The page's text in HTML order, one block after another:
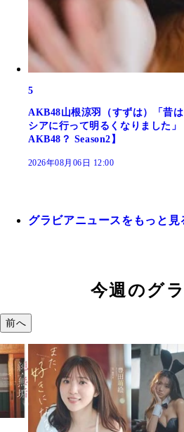
5
AKB48山根涼羽（すずは）「昔
シアに行って明るくなりました
AKB48？ Season2】
2026年08月06日 12:00
グラビアニュースをもっと見
今週のグ
前へ